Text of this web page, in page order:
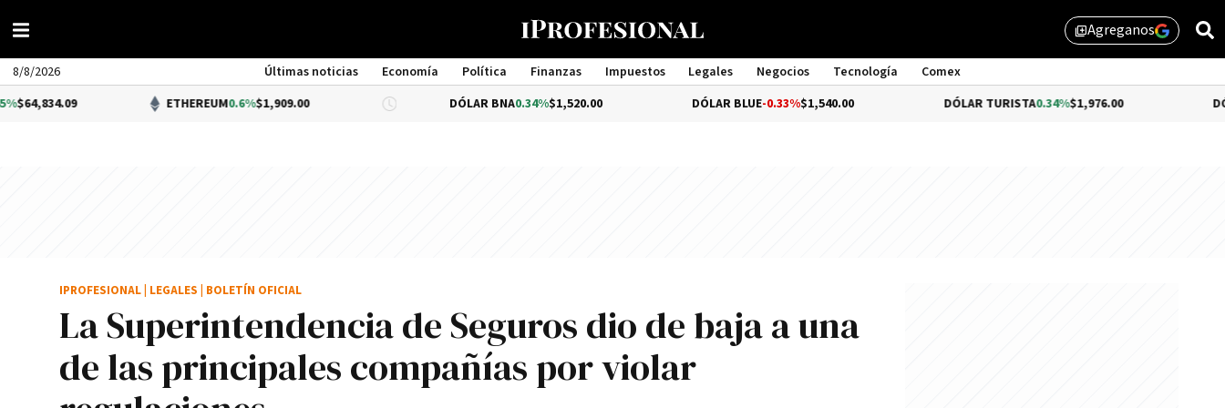
library_addAgreganos
8/8/2026 Últimas noticias Economía Política Finanzas Impuestos Legales Negocios Tecnología
Comex
Management
ETHEREUM0.6%$1,909.00 DÓLAR BNA 0.34%$1,520.00 DÓLAR BLUE-0.33% $1,540.00 DÓLAR TURISTA0.34%$1,976.00 -
La Superintendencia de Seguros dio de baja a una
de las principales compañías por violar
IPROFESIONAL LEGALES BOLETÍN OFICIAL